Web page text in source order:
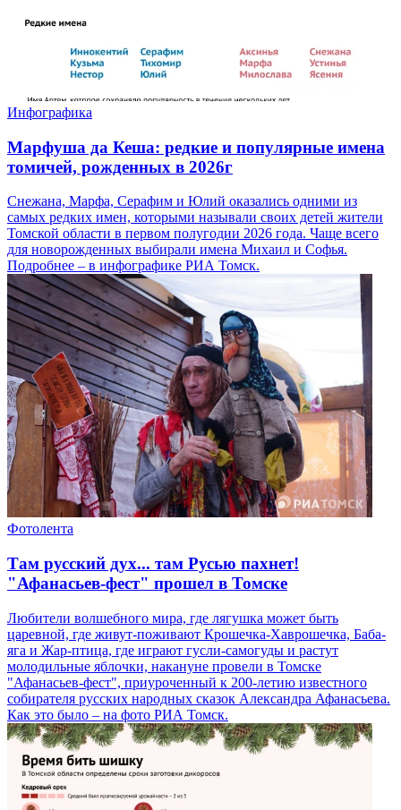
Инфографика
Марфуша да Кеша: редкие и популярные имена
томичей, рожденных в 2026г
Снежана, Марфа, Серафим и Юлий оказались одними из
самых редких имен, которыми называли своих детей жители
Томской области в первом полугодии 2026 года. Чаще всего
для новорожденных выбирали имена Михаил и Софья.
Подробнее – в инфографике РИА Томск.
Фотолента
Там русский дух... там Русью пахнет!
"Афанасьев-фест" прошел в Томске
Любители волшебного мира, где лягушка может быть
царевной, где живут-поживают Крошечка-Хаврошечка, Баба-
яга и Жар-птица, где играют гусли-самогуды и растут
молодильные яблочки, накануне провели в Томске
"Афанасьев-фест", приуроченный к 200-летию известного
собирателя русских народных сказок Александра Афанасьева.
Как это было – на фото РИА Томск.